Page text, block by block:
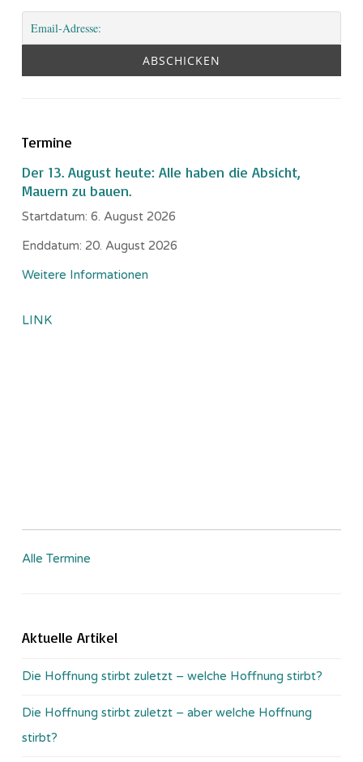
Termine
Der 13. August heute: Alle haben die Absicht,
Mauern zu bauen.
Startdatum: 6. August 2026
Enddatum: 20. August 2026
Weitere Informationen
LINK
Alle Termine
Aktuelle Artikel
Die Hoffnung stirbt zuletzt – welche Hoffnung stirbt?
Die Hoffnung stirbt zuletzt – aber welche Hoffnung
stirbt?